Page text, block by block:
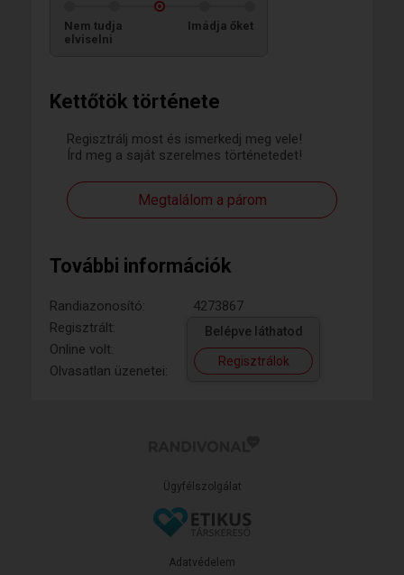
Kettőtök története
Regisztrálj most és ismerkedj meg vele!
Írd meg a saját szerelmes történetedet!
Megtalálom a párom
További információk
Randiazonosító:
4273867
Regisztrált:
Online volt:
Olvasatlan üzenetei:
Belépve láthatod
Regisztrálok
Nem tudja
elviselni
Imádja őket
Ügyfélszolgálat
Adatvédelem